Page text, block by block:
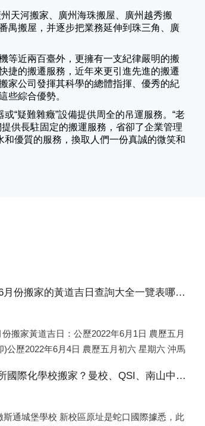
天河搬家、廣州海珠搬屋、廣州越秀搬
禺搬屋，并逐步把業務延伸到珠三角、廣
等近兩百臺外，更擁有一支紀律嚴明的搬
捷的搬遷服務，近年來更引進先進的搬遷
家公司發揮其科學的總體指揮、優秀的紀
些綜合優勢。
“疑難雜癥”設備提供周全的吊運服務。“老
供長駐固定的搬運服務，省卻了企業管理
和優質的服務，換取人們一份真誠的微笑和
財廳前社區2022年6月份搬家的黃道吉日查詢大全一覽表哪天適合搬家好日子
搬家黃道吉日：公歷2022年6月1日 農歷五月
)公歷2022年6月4日 農歷五月初六 星期六 沖馬
財廳前社區深圳三所國際化學校搬家？曼校、QSI、南山中英文搬走了
斯通城堡學校 新校區原址是蛇口國際據悉，此